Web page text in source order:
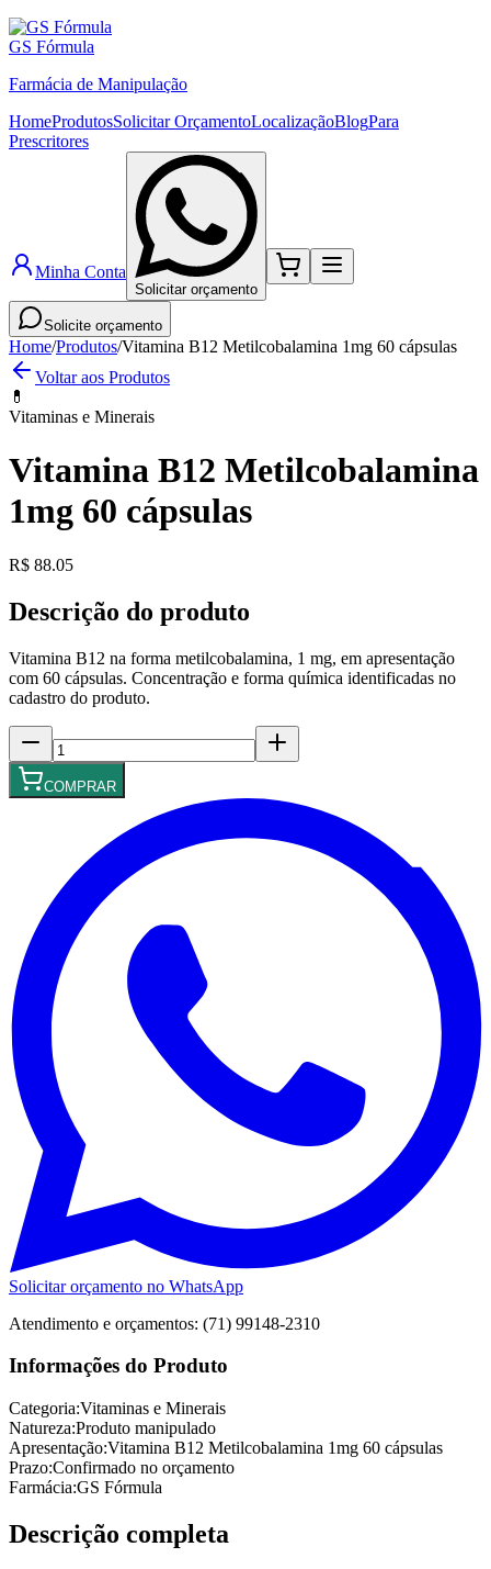
GS Fórmula
Farmácia de Manipulação
HomeProdutosSolicitar OrçamentoLocalizaçãoBlogPara
Prescritores
Minha Conta
Solicitar orçamento
Solicite orçamento
Home/Produtos/Vitamina B12 Metilcobalamina 1mg 60 cápsulas
Voltar aos Produtos
💊
Vitaminas e Minerais
Vitamina B12 Metilcobalamina
1mg 60 cápsulas
R$ 88.05
Descrição do produto
Vitamina B12 na forma metilcobalamina, 1 mg, em apresentação
com 60 cápsulas. Concentração e forma química identificadas no
cadastro do produto.
COMPRAR
Solicitar orçamento no WhatsApp
Atendimento e orçamentos: (71) 99148-2310
Informações do Produto
Categoria:Vitaminas e Minerais
Natureza:Produto manipulado
Apresentação:Vitamina B12 Metilcobalamina 1mg 60 cápsulas
Prazo:Confirmado no orçamento
Farmácia:GS Fórmula
Descrição completa